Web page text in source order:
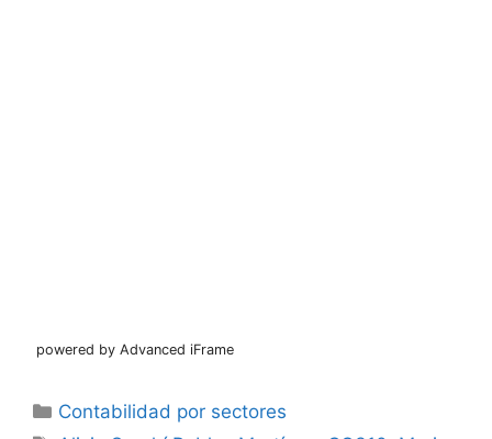
powered by Advanced iFrame
Categorías
Contabilidad por sectores